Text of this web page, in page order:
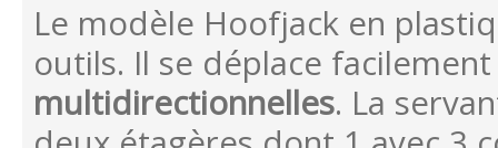
Le modèle Hoofjack en
outils. Il se déplace
multidirectionnelles. La